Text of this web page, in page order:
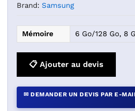
Brand: Samsung
Mémoire 6 Go/128 Go, 8
📋 Ajouter au devis
✉ DEMANDER UN DEVIS PAR E-